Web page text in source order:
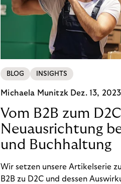
BLOG INSIGHTS
Michaela Munitzk Dez. 13, 2023
Vom B2B zum
Neuausrichtung
und Buchhaltung
Wir setzen unsere Artikelserie
B2B zu D2C und dessen